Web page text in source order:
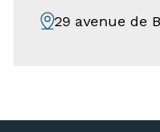
29 avenue de